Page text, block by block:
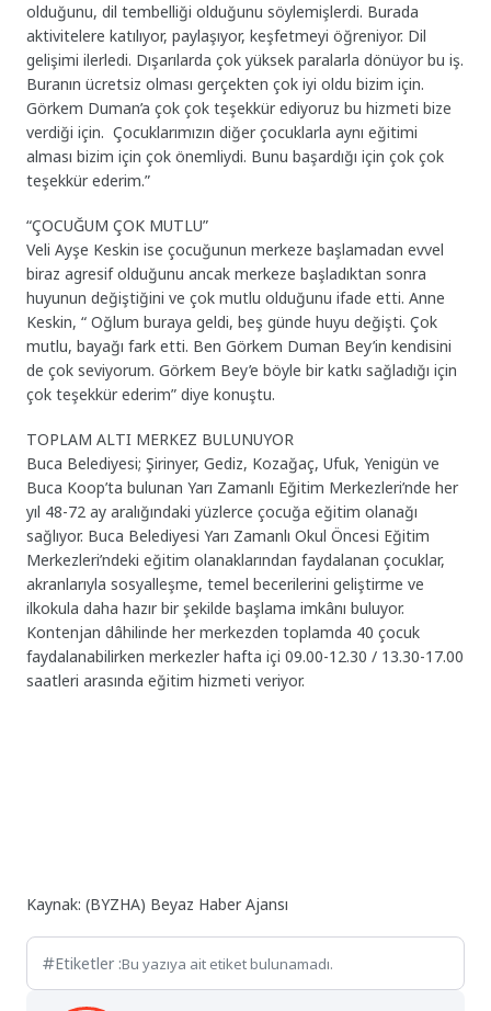
olduğunu, dil tembelliği olduğunu söylemişlerdi. Burada
aktivitelere katılıyor, paylaşıyor, keşfetmeyi öğreniyor. Dil
gelişimi ilerledi. Dışarılarda çok yüksek paralarla dönüyor bu iş.
Buranın ücretsiz olması gerçekten çok iyi oldu bizim için.
Görkem Duman’a çok çok teşekkür ediyoruz bu hizmeti bize
verdiği için. Çocuklarımızın diğer çocuklarla aynı eğitimi
alması bizim için çok önemliydi. Bunu başardığı için çok çok
teşekkür ederim.”
“ÇOCUĞUM ÇOK MUTLU”
Veli Ayşe Keskin ise çocuğunun merkeze başlamadan evvel
biraz agresif olduğunu ancak merkeze başladıktan sonra
huyunun değiştiğini ve çok mutlu olduğunu ifade etti. Anne
Keskin, “ Oğlum buraya geldi, beş günde huyu değişti. Çok
mutlu, bayağı fark etti. Ben Görkem Duman Bey’in kendisini
de çok seviyorum. Görkem Bey’e böyle bir katkı sağladığı için
çok teşekkür ederim” diye konuştu.
TOPLAM ALTI MERKEZ BULUNUYOR
Buca Belediyesi; Şirinyer, Gediz, Kozağaç, Ufuk, Yenigün ve
Buca Koop’ta bulunan Yarı Zamanlı Eğitim Merkezleri’nde her
yıl 48-72 ay aralığındaki yüzlerce çocuğa eğitim olanağı
sağlıyor. Buca Belediyesi Yarı Zamanlı Okul Öncesi Eğitim
Merkezleri’ndeki eğitim olanaklarından faydalanan çocuklar,
akranlarıyla sosyalleşme, temel becerilerini geliştirme ve
ilkokula daha hazır bir şekilde başlama imkânı buluyor.
Kontenjan dâhilinde her merkezden toplamda 40 çocuk
faydalanabilirken merkezler hafta içi 09.00-12.30 / 13.30-17.00
saatleri arasında eğitim hizmeti veriyor.
Kaynak: (BYZHA) Beyaz Haber Ajansı
Etiketler :Bu yazıya ait etiket bulunamadı.